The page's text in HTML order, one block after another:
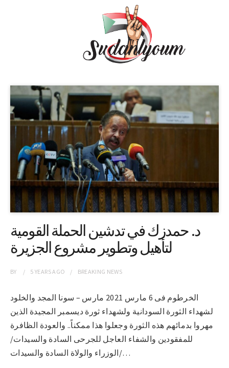
د. حمدزك في تدشين الحملة القومية
لتأھیل وتطوير مشروع الجزيرة
BY 5 YEARSAGO BREAKING NEWS
الخرطوم فى 6 مارس 2021 مارس – سونا المجد والخلود
لشهداء الثورة السودانية ولشهداء ثورة ديسمبر المجيدة الذين
مهروا بدمائهم هذه الثورة وجعلوا هذا ممكناً.. والعودة الظافرة
للمفقودين والشفاء العاجل للجرحى السادة والسیدات/
الوزراء والولاة السادة والسیدات/…